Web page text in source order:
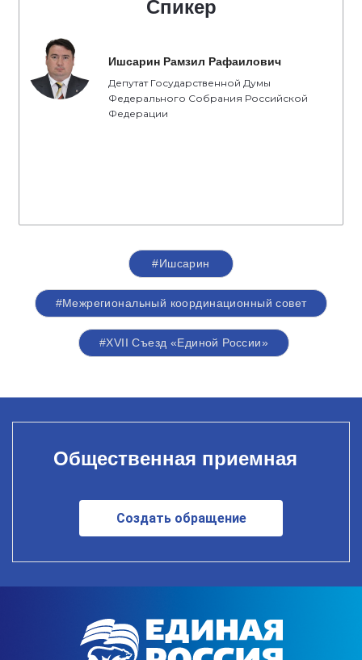
Спикер
Ишсарин Рамзил Рафаилович
Депутат Государственной Думы
Федерального Собрания Российской
Федерации
#Ишсарин
#Межрегиональный координационный совет
#XVII Съезд «Единой России»
Общественная приемная
Создать обращение